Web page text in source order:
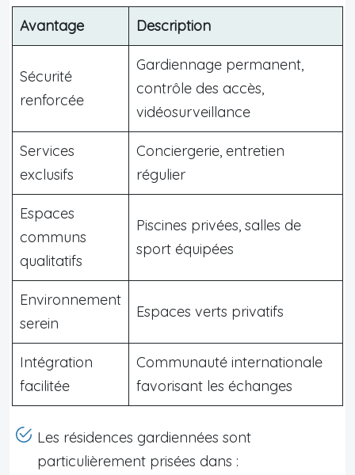
Avantage Description
Sécurité
renforcée
Gardiennage permanent,
contrôle des accès,
vidéosurveillance
Services
exclusifs
Conciergerie, entretien
régulier
Espaces
communs
qualitatifs
Piscines privées, salles de
sport équipées
Environnement
serein
Espaces verts privatifs
Intégration
facilitée
Communauté internationale
favorisant les échanges
Les résidences gardiennées sont
particulièrement prisées dans :